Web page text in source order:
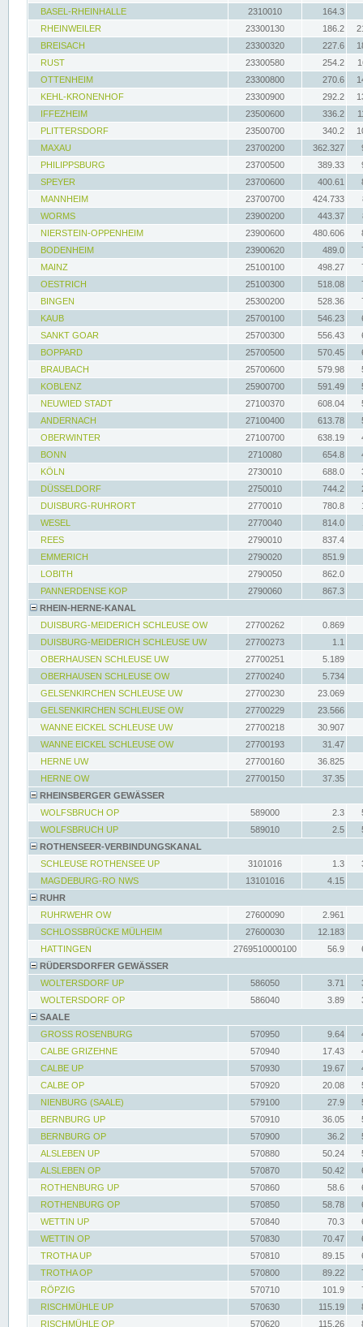
BASEL-RHEINHALLE
2310010
164.3
RHEINWEILER
23300130 186.2
BREISACH
23300320 227.6
RUST
23300580 254.2
OTTENHEIM
23300800 270.6
KEHL-KRONENHOF
23300900 292.2
IFFEZHEIM
23500600 336.2
PLITTERSDORF
23500700 340.2
MAXAU
23700200 362.327
PHILIPPSBURG
23700500 389.33
SPEYER
23700600 400.61
MANNHEIM
23700700 424.733
WORMS
23900200 443.37
NIERSTEIN-OPPENHEIM
23900600 480.606
BODENHEIM
23900620 489.0
MAINZ
25100100 498.27
OESTRICH
25100300 518.08
BINGEN
25300200 528.36
KAUB
25700100 546.23
SANKT GOAR
25700300 556.43
BOPPARD
25700500 570.45
BRAUBACH
25700600 579.98
KOBLENZ
25900700 591.49
NEUWIED STADT
27100370 608.04
ANDERNACH
27100400 613.78
OBERWINTER
27100700 638.19
BONN
2710080 654.8
KÖLN
2730010 688.0
DÜSSELDORF
2750010 744.2
DUISBURG-RUHRORT
2770010 780.8
WESEL
2770040 814.0
REES
2790010
837.4
EMMERICH
2790020
851.9
LOBITH
2790050
862.0
PANNERDENSE KOP
2790060
867.3
RHEIN-HERNE-KANAL
DUISBURG-MEIDERICH SCHLEUSE OW
27700262
0.869
DUISBURG-MEIDERICH SCHLEUSE UW
27700273
1.1
OBERHAUSEN SCHLEUSE UW
27700251
5.189
OBERHAUSEN SCHLEUSE OW
27700240
5.734
GELSENKIRCHEN SCHLEUSE UW
27700230
23.069
GELSENKIRCHEN SCHLEUSE OW
27700229
23.566
WANNE EICKEL SCHLEUSE UW
27700218
30.907
WANNE EICKEL SCHLEUSE OW
27700193
31.47
HERNE UW
27700160
36.825
HERNE OW
27700150
37.35
RHEINSBERGER GEWÄSSER
WOLFSBRUCH OP
589000 2.3
WOLFSBRUCH UP
589010 2.5
ROTHENSEER-VERBINDUNGSKANAL
SCHLEUSE ROTHENSEE UP
3101016 1.3
MAGDEBURG-RO NWS
13101016
4.15
RUHR
RUHRWEHR OW
27600090
2.961
SCHLOSSBRÜCKE MÜLHEIM
27600030
12.183
HATTINGEN
2769510000100 56.9
RÜDERSDORFER GEWÄSSER
WOLTERSDORF UP
586050 3.71
WOLTERSDORF OP
586040 3.89
SAALE
GROSS ROSENBURG
570950 9.64
CALBE GRIZEHNE
570940 17.43
CALBE UP
570930 19.67
CALBE OP
570920 20.08
NIENBURG (SAALE)
579100 27.9
BERNBURG UP
570910 36.05
BERNBURG OP
570900 36.2
ALSLEBEN UP
570880 50.24
ALSLEBEN OP
570870 50.42
ROTHENBURG UP
570860 58.6
ROTHENBURG OP
570850 58.78
WETTIN UP
570840 70.3
WETTIN OP
570830 70.47
TROTHA UP
570810 89.15
TROTHA OP
570800 89.22
RÖPZIG
570710 101.9
RISCHMÜHLE UP
570630 115.19
RISCHMÜHLE OP
570620 115.26